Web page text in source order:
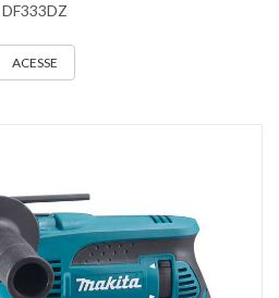
DF333DZ
ACESSE